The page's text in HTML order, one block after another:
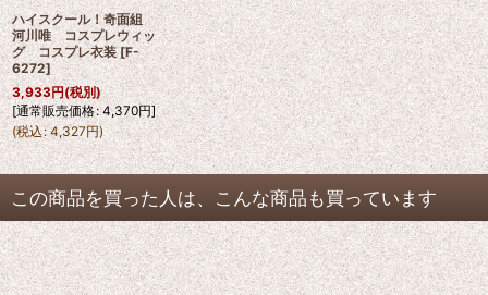
ハイスクール！奇面組
河川唯 コスプレウィッ
グ コスプレ衣装 [F-
6272]
3,933円(税別)
[通常販売価格: 4,370円]
(税込: 4,327円)
この商品を買った人は、こんな商品も買っています